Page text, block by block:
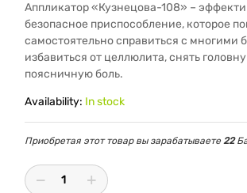
Аппликатор «Кузнецова-108» –
безопасное приспособление, которое
самостоятельно справиться с многими
избавиться от целлюлита, снять
поясничную боль.
Availability: In stock
Приобретая этот товар вы зарабатываете 22